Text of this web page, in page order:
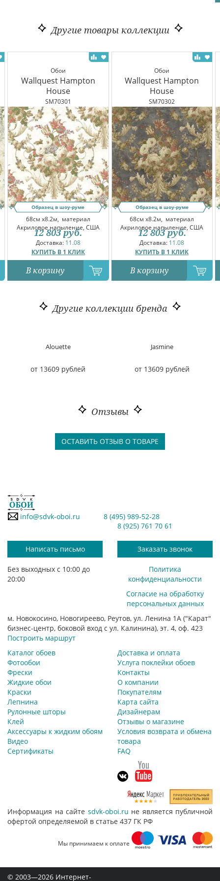
Другие товары коллекции
Обои
Wallquest Hampton
House
SM70301
Образец в шоу-руме
68см x8.2м, материал
Акриловое напыление, США
Доставка: 11.08
КУПИТЬ В 1 КЛИК
12 803 руб.
В корзину
Обои
Wallquest Hampton
House
SM70302
Образец в шоу-руме
68см x8.2м, материал
Акриловое напыление, США
Доставка: 11.08
КУПИТЬ В 1 КЛИК
12 803 руб.
В корзину
Другие коллекции бренда
Alouette
от 13609 рублей
Jasmine
от 13609 рублей
Отзывы
ОСТАВИТЬ ОТЗЫВ О ТОВАРЕ
info@sdvk-oboi.ru
8 (495) 989-52-28
8 (925) 761 70 61
Написать письмо Заказать звонок
Без выходных с 10:00 до
20:00
Политика
конфиденциальности
Согласие на обработку
персональных данных
м. Новокосино, Новогиреево, Реутов, ул. Ленина 1А ("Карат"
бизнес-центр, боковой вход с ул. Калинина), эт. 4, оф. 423
Построить маршрут
Каталог обоев
Фотообои
Фрески
Жидкие обои
Краски
Лепнина
Рулонные шторы
Клей
Аксессуары к жидким обоям
Видео
Сертификаты
Доставка и оплата
Услуга поклейки обоев
Контакты
О компании
Покупателям
Карта сайта
Дизайнерам
Отзывы о магазине
Условия возврата и обмена
товара
FAQ
Информация на сайте sdvk-oboi.ru не является публичной
офертой определяемой в статье 437 ГК РФ
Мы принимаем к оплате
© 2003—2026 Интернет-